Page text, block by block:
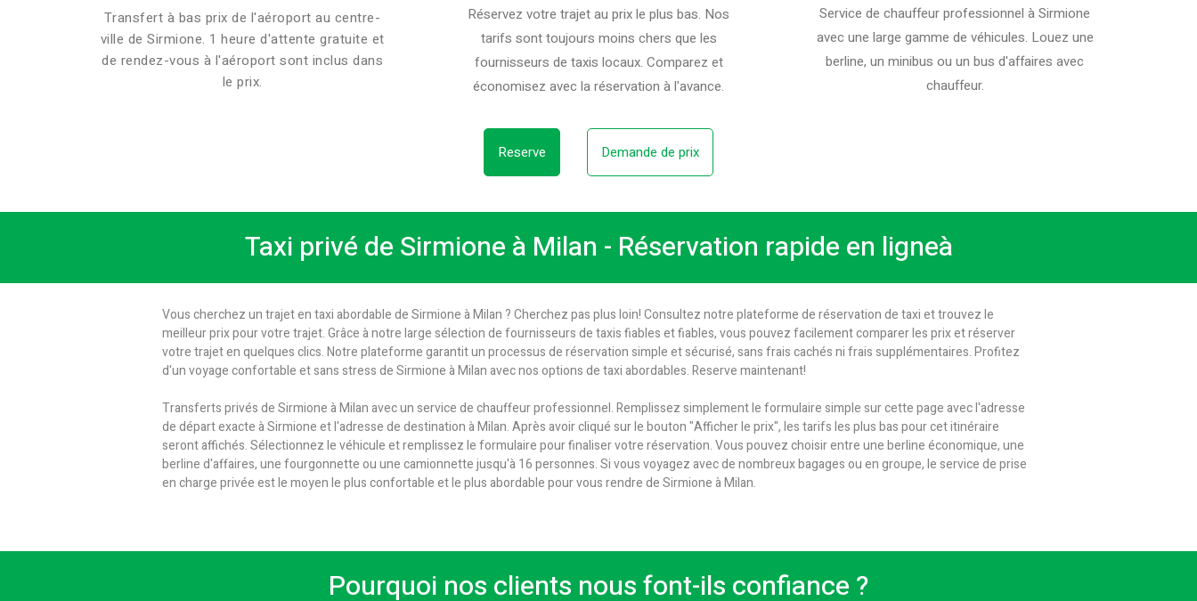
Transfert à bas prix de l'aéroport au centre-
ville de Sirmione. 1 heure d'attente gratuite et
de rendez-vous à l'aéroport sont inclus dans
le prix.
Réservez votre trajet au prix le plus bas. Nos
tarifs sont toujours moins chers que les
fournisseurs de taxis locaux. Comparez et
économisez avec la réservation à l'avance.
Service de chauffeur professionnel à Sirmione
avec une large gamme de véhicules. Louez une
berline, un minibus ou un bus d'affaires avec
chauffeur.
Reserve Demande de prix
Taxi privé de Sirmione à Milan - Réservation rapide en ligneà
Vous cherchez un trajet en taxi abordable de Sirmione à Milan ? Cherchez pas plus loin! Consultez notre plateforme de réservation de taxi et trouvez le
meilleur prix pour votre trajet. Grâce à notre large sélection de fournisseurs de taxis fiables et fiables, vous pouvez facilement comparer les prix et réserver
votre trajet en quelques clics. Notre plateforme garantit un processus de réservation simple et sécurisé, sans frais cachés ni frais supplémentaires. Profitez
d'un voyage confortable et sans stress de Sirmione à Milan avec nos options de taxi abordables. Reserve maintenant!
Transferts privés de Sirmione à Milan avec un service de chauffeur professionnel. Remplissez simplement le formulaire simple sur cette page avec l'adresse
de départ exacte à Sirmione et l'adresse de destination à Milan. Après avoir cliqué sur le bouton "Afficher le prix", les tarifs les plus bas pour cet itinéraire
seront affichés. Sélectionnez le véhicule et remplissez le formulaire pour finaliser votre réservation. Vous pouvez choisir entre une berline économique, une
berline d'affaires, une fourgonnette ou une camionnette jusqu'à 16 personnes. Si vous voyagez avec de nombreux bagages ou en groupe, le service de prise
en charge privée est le moyen le plus confortable et le plus abordable pour vous rendre de Sirmione à Milan.
Pourquoi nos clients nous font-ils confiance ?